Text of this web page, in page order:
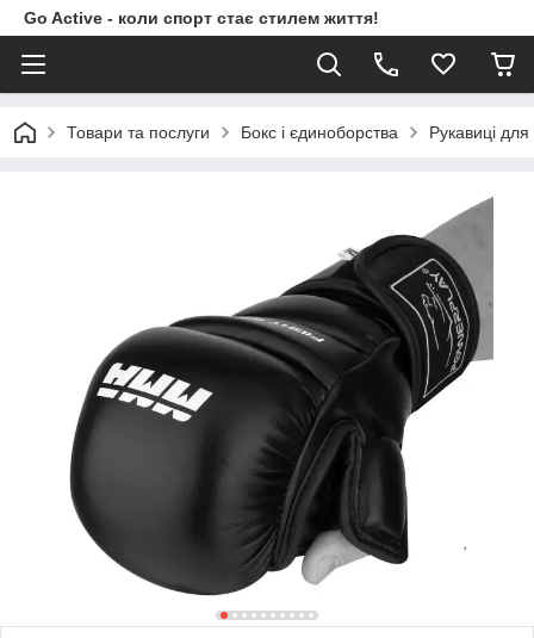
Go Active - коли спорт стає стилем життя!
Товари та послуги Бокс і єдиноборства Рукавиці